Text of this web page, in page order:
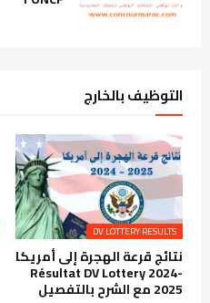
التوظيف بالخارج
DV LOTTERY RESULTS
نتائج قرعة الهجرة إلى أمريكا
Résultat DV Lottery 2024-
2025 مع الشرح بالتفصيل